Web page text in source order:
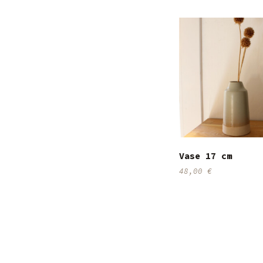
Vase 17 cm
48,00 €